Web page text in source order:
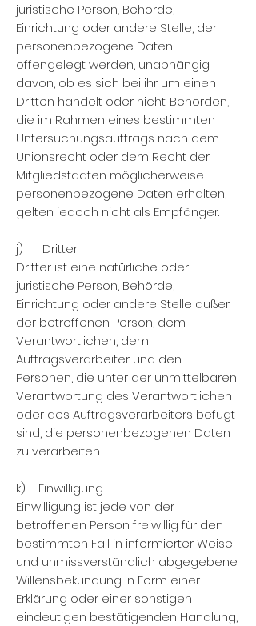
juristische Person, Behörde,
Einrichtung oder andere Stelle, der
personenbezogene Daten
offengelegt werden, unabhängig
davon, ob es sich bei ihr um einen
Dritten handelt oder nicht. Behörden,
die im Rahmen eines bestimmten
Untersuchungsauftrags nach dem
Unionsrecht oder dem Recht der
Mitgliedstaaten möglicherweise
personenbezogene Daten erhalten,
gelten jedoch nicht als Empfänger.
j) Dritter
Dritter ist eine natürliche oder
juristische Person, Behörde,
Einrichtung oder andere Stelle außer
der betroffenen Person, dem
Verantwortlichen, dem
Auftragsverarbeiter und den
Personen, die unter der unmittelbaren
Verantwortung des Verantwortlichen
oder des Auftragsverarbeiters befugt
sind, die personenbezogenen Daten
zu verarbeiten.
k) Einwilligung
Einwilligung ist jede von der
betroffenen Person freiwillig für den
bestimmten Fall in informierter Weise
und unmissverständlich abgegebene
Willensbekundung in Form einer
Erklärung oder einer sonstigen
eindeutigen bestätigenden Handlung,